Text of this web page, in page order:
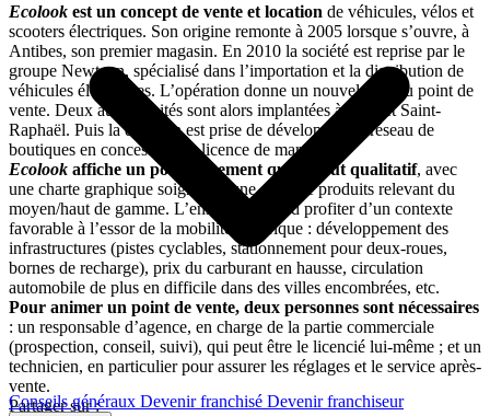
Conseils généraux Devenir franchisé Devenir franchiseur
Ecolook est un concept de vente et location de véhicules, vélos et
scooters électriques. Son origine remonte à 2005 lorsque s’ouvre, à
Antibes, son premier magasin. En 2010 la société est reprise par le
groupe Newteon, spécialisé dans l’importation et la distribution de
véhicules électriques. L’opération donne un nouvel élan au point de
vente. Deux autres unités sont alors implantées à Nice et Saint-
Raphaël. Puis la décision est prise de développer un réseau de
boutiques en concession de licence de marque.
Ecolook affiche un positionnement qui se veut qualitatif, avec
une charte graphique soignée et une offre de produits relevant du
moyen/haut de gamme. L’enseigne entend profiter d’un contexte
favorable à l’essor de la mobilité électrique : développement des
infrastructures (pistes cyclables, stationnement pour deux-roues,
bornes de recharge), prix du carburant en hausse, circulation
automobile de plus en difficile dans des villes encombrées, etc.
Pour animer un point de vente, deux personnes sont nécessaires
: un responsable d’agence, en charge de la partie commerciale
(prospection, conseil, suivi), qui peut être le licencié lui-même ; et un
technicien, en particulier pour assurer les réglages et le service après-
vente.
Partager sur :